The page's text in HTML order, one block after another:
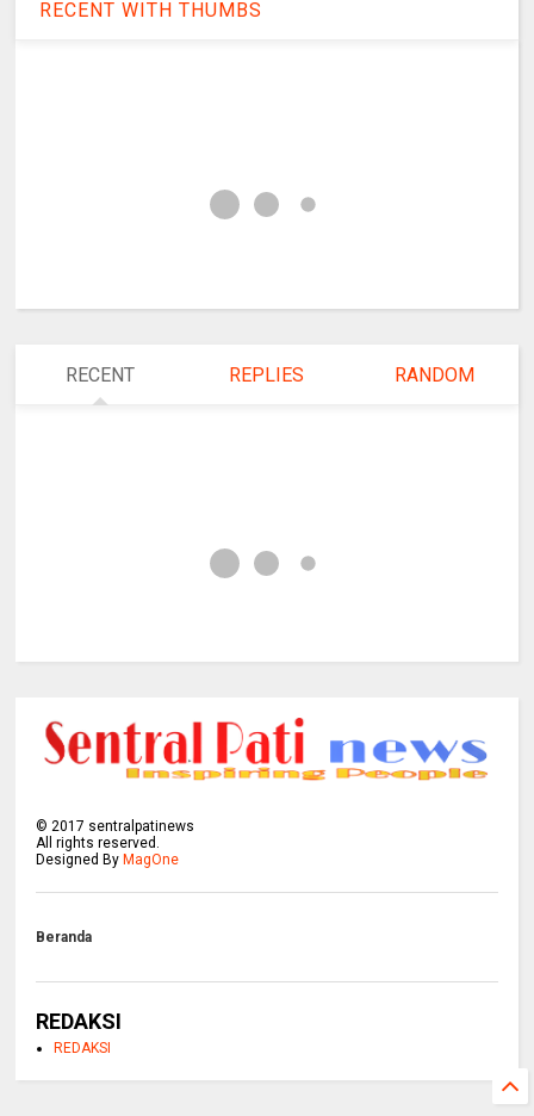
RECENT WITH THUMBS
RECENT REPLIES RANDOM
©2017 sentralpatinews
All rights reserved.
Designed ByMagOne
Beranda
REDAKSI
REDAKSI